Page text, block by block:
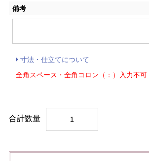
備考
寸法・仕立てについて
全角スペース・全角コロン（：）入力不可
合計数量